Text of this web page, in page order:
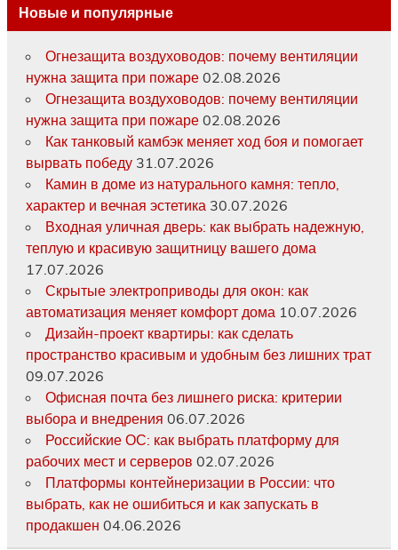
Новые и популярные
Огнезащита воздуховодов: почему вентиляции
нужна защита при пожаре 02.08.2026
Огнезащита воздуховодов: почему вентиляции
нужна защита при пожаре 02.08.2026
Как танковый камбэк меняет ход боя и помогает
вырвать победу 31.07.2026
Камин в доме из натурального камня: тепло,
характер и вечная эстетика 30.07.2026
Входная уличная дверь: как выбрать надежную,
теплую и красивую защитницу вашего дома
17.07.2026
Скрытые электроприводы для окон: как
автоматизация меняет комфорт дома 10.07.2026
Дизайн-проект квартиры: как сделать
пространство красивым и удобным без лишних трат
09.07.2026
Офисная почта без лишнего риска: критерии
выбора и внедрения 06.07.2026
Российские ОС: как выбрать платформу для
рабочих мест и серверов 02.07.2026
Платформы контейнеризации в России: что
выбрать, как не ошибиться и как запускать в
продакшен 04.06.2026